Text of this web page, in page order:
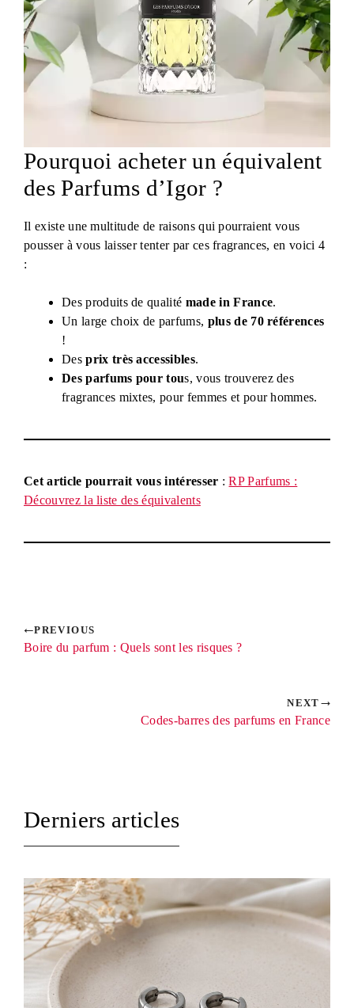
Pourquoi acheter un équivalent
des Parfums d’Igor ?
Il existe une multitude de raisons qui pourraient vous
pousser à vous laisser tenter par ces fragrances, en voici 4
:
Des produits de qualité made in France.
Un large choix de parfums, plus de 70 références
!
Desprix très accessibles.
Des parfums pour tous, vous trouverez des
fragrances mixtes, pour femmes et pour hommes.
Cet article pourrait vous intéresser :RP Parfums :
Découvrez la liste des équivalents
PREVIOUS
Boire du parfum : Quels sont les risques ?
NEXT
Codes-barres des parfums en France
Derniers articles